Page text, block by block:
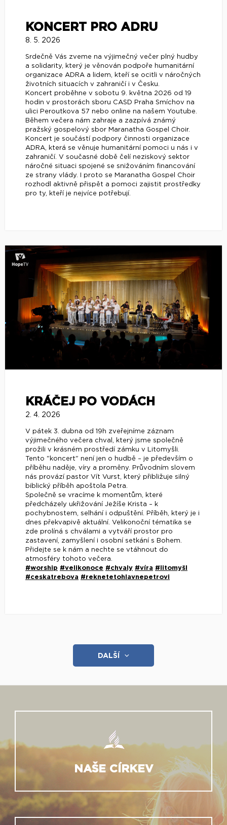
KONCERT PRO ADRU
8. 5. 2026
Srdečně Vás zveme na výjimečný večer plný hudby
a solidarity, který je věnován podpoře humanitární
organizace ADRA a lidem, kteří se ocitli v náročných
životních situacích v zahraničí i v Česku.
Koncert proběhne v sobotu 9. května 2026 od 19
hodin v prostorách sboru CASD Praha Smíchov na
ulici Peroutkova 57 nebo online na našem Youtube.
Během večera nám zahraje a zazpívá známý
pražský gospelový sbor Maranatha Gospel Choir.
Koncert je součástí podpory činnosti organizace
ADRA, která se věnuje humanitární pomoci u nás i v
zahraničí. V současné době čelí neziskový sektor
náročné situaci spojené se snižováním financování
ze strany vlády. I proto se Maranatha Gospel Choir
rozhodl aktivně přispět a pomoci zajistit prostředky
pro ty, kteří je nejvíce potřebují.
KRÁČEJ PO VODÁCH
2. 4. 2026
V pátek 3. dubna od 19h zveřejníme záznam
výjimečného večera chval, který jsme společně
prožili v krásném prostředí zámku v Litomyšli.
Tento "koncert" není jen o hudbě – je především o
příběhu naděje, víry a proměny. Průvodním slovem
nás provází pastor Vít Vurst, který přibližuje silný
biblický příběh apoštola Petra.
Společně se vracíme k momentům, které
předcházely ukřižování Ježíše Krista – k
pochybnostem, selhání i odpuštění. Příběh, který je i
dnes překvapivě aktuální. Velikonoční tématika se
zde prolíná s chválami a vytváří prostor pro
zastavení, zamyšlení i osobní setkání s Bohem.
Přidejte se k nám a nechte se vtáhnout do
atmosféry tohoto večera.
#worship #velikonoce #chvaly #víra #litomyšl
#ceskatrebova #reknetetohlavnepetrovi
DALŠÍ
NAŠE CÍRKEV